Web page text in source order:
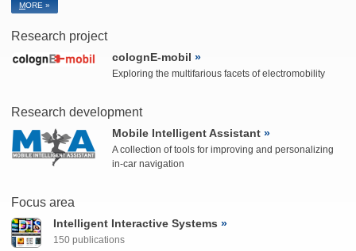
MORE »
Research project
colognE-mobil
Exploring the multifarious facets of electromobility
Research development
Mobile Intelligent Assistant
A collection of tools for improving and personalizing
in-car navigation
Focus area
Intelligent Interactive Systems
150 publications